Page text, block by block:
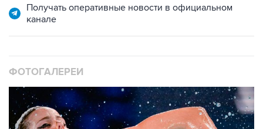
Получать оперативные новости в официальном
канале
ФОТОГАЛЕРЕИ